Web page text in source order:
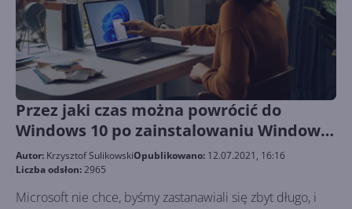
Przez jaki czas można powrócić do
Windows 10 po zainstalowaniu Windows
11?
Autor: Krzysztof SulikowskiOpublikowano: 12.07.2021, 16:16
Liczba odsłon:2965
Microsoft nie chce, byśmy zastanawiali się zbyt długo, i